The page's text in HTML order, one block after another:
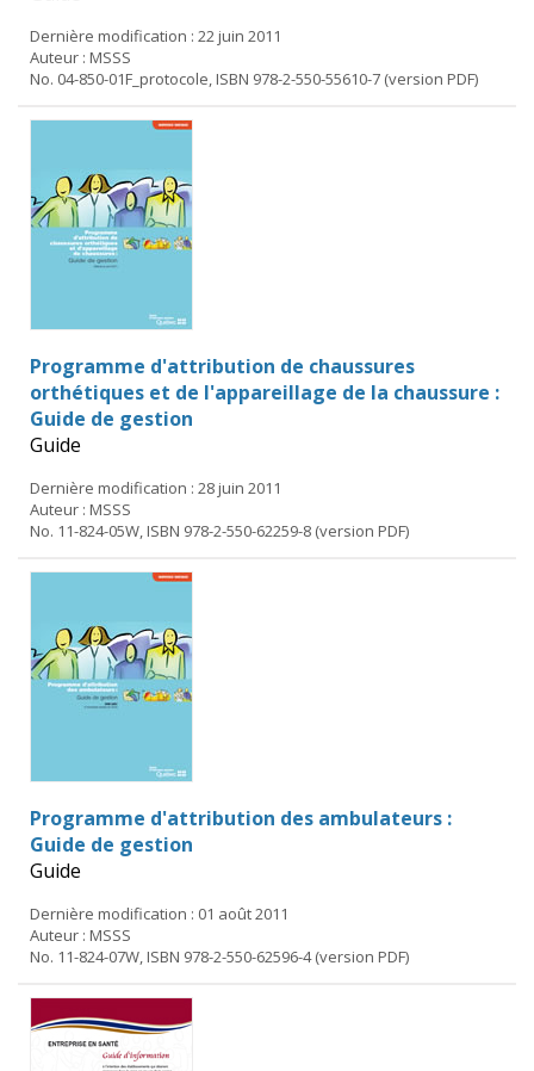
Dernière modification : 22 juin 2011
Auteur : MSSS
No. 04-850-01F_protocole, ISBN 978-2-550-55610-7 (version PDF)
Programme d'attribution de chaussures
orthétiques et de l'appareillage de la chaussure :
Guide de gestion
Guide
Dernière modification : 28 juin 2011
Auteur : MSSS
No. 11-824-05W, ISBN 978-2-550-62259-8 (version PDF)
Programme d'attribution des ambulateurs :
Guide de gestion
Guide
Dernière modification : 01 août 2011
Auteur : MSSS
No. 11-824-07W, ISBN 978-2-550-62596-4 (version PDF)